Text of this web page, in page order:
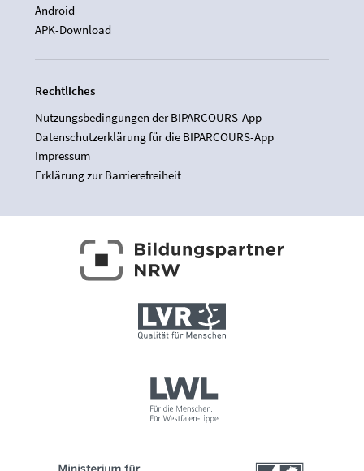
Android
APK-Download
Rechtliches
Nutzungsbedingungen der BIPARCOURS-App
Datenschutzerklärung für die BIPARCOURS-App
Impressum
Erklärung zur Barrierefreiheit